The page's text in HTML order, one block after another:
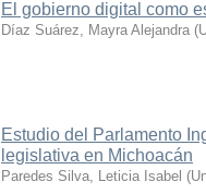
El gobierno digital como
Díaz Suárez, Mayra Alejandra (
Estudio del Parlamento
legislativa en Michoacán
Paredes Silva, Leticia Isabel (